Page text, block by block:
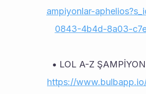
ampiyonlar-
0843-4b4d-8a03-
https://